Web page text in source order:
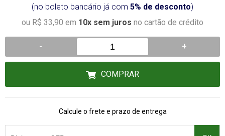
(no boleto bancário já com 5% de desconto)
ou R$ 33,90 em 10x sem juros no cartão de crédito
- +
COMPRAR
Calcule o frete e prazo de entrega